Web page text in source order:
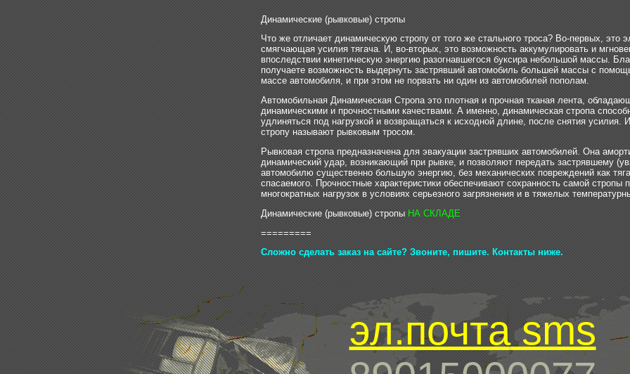
Динамические (рывковые) стропы
Что же отличает динамическую стропу от того же стального троса? Во-первых, это
смягчающая усилия тягача. И, во-вторых, это возможность аккумулировать и
впоследствии кинетическую энергию разогнавшегося буксира небольшой массы.
получаете возможность выдернуть застрявший автомобиль большей массы с
массе автомобиля, и при этом не порвать ни один из автомобилей пополам.
Автомобильная Динамическая Стропа это плотная и прочная тканая лента,
динамическими и прочностными качествами. А именно, динамическая стропа
удлиняться под нагрузкой и возвращаться к исходной длине, после снятия усилия.
стропу называют рывковым тросом.
Рывковая стропа предназначена для эвакуации застрявших автомобилей. Она
динамический удар, возникающий при рывке, и позволяют передать застрявшему
автомобилю существенно большую энергию, без механических повреждений как
спасаемого. Прочностные характеристики обеспечивают сохранность самой стропы
многократных нагрузок в условиях серьезного загрязнения и в тяжелых
Динамические (рывковые) стропы НА СКЛАДЕ
=========
Сложно сделать заказ на сайте? Звоните, пишите. Контакты ниже.
эл.почтаsms